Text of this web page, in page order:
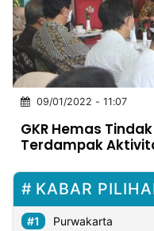
INDONESIA
Partner
NTB
Time
IDN
Jogja
Rakyat
News
Notice
Baru
Follow
Kabarbaru
09/01/2022 - 11:07
GKR Hemas
Terdampak
KABAR
Purwakarta